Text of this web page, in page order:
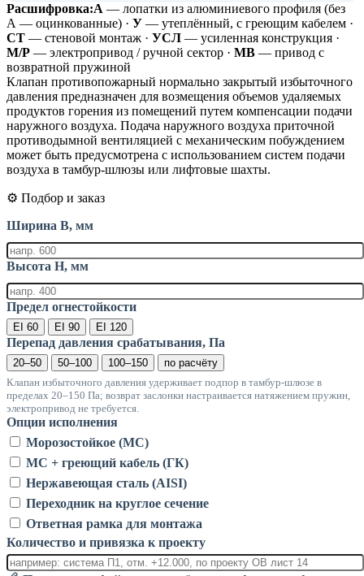
Расшифровка:А — лопатки из алюминиевого профиля (без
А — оцинкованные) · У — утеплённый, с греющим кабелем ·
СТ — стеновой монтаж · УСЛ — усиленная конструкция ·
М/Р — электропривод / ручной сектор · МВ — привод с
возвратной пружиной
Клапан противопожарный нормально закрытый избыточного
давления предназначен для возмещения объемов удаляемых
продуктов горения из помещений путем компенсации подачи
наружного воздуха. Подача наружного воздуха приточной
противодымной вентиляцией с механическим побуждением
может быть предусмотрена с использованием систем подачи
воздуха в тамбур-шлюзы или лифтовые шахты.
⚙️ Подбор и заказ
Ширина B, мм
Высота H, мм
Предел огнестойкости
EI 60 EI 90 EI 120
Перепад давления срабатывания, Па
20–50 50–100 100–150
по расчёту
Клапан избыточного давления удерживает подпор в тамбур-шлюзе в
пределах 20–150 Па; возврат заслонки настраивается натяжением пружин,
электропривод не требуется.
Опции исполнения
Морозостойкое (МС)
МС + греющий кабель (ГК)
Нержавеющая сталь (AISI)
Переходник на круглое сечение
Ответная рамка для монтажа
Количество и привязка к проекту